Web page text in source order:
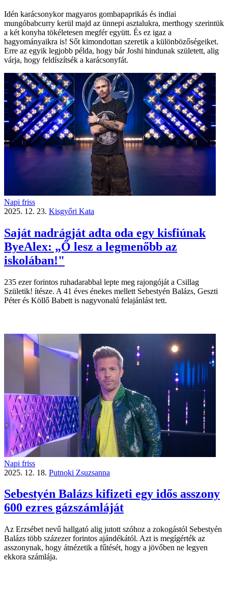
Idén karácsonykor magyaros gombapaprikás és indiai
mungóbabcurry kerül majd az ünnepi asztalukra, merthogy szerintük
a két konyha tökéletesen megfér együtt. És ez igaz a
hagyományaikra is! Sőt kimondottan szeretik a különbözőségeiket.
Erre az egyik legjobb példa, hogy bár Joshi hindunak született, alig
várja, hogy feldíszítsék a karácsonyfát.
Napi friss
2025. 12. 23. Kisgyőri Kata
Saját nadrágját adta oda egy kisfiúnak
ByeAlex: „Ő lesz a legmenőbb az
iskolában!"
235 ezer forintos ruhadarabbal lepte meg rajongóját a Csillag
Születik! ítésze. A 41 éves énekes mellett Sebestyén Balázs, Geszti
Péter és Köllő Babett is nagyvonalú felajánlást tett.
Napi friss
2025. 12. 18. Putnoki Zsuzsanna
Sebestyén Balázs kifizeti egy idős asszony
600 ezres gázszámláját
Az Erzsébet nevű hallgató alig jutott szóhoz a zokogástól Sebestyén
Balázs több százezer forintos ajándékától. Azt is megígérték az
asszonynak, hogy átnézetik a fűtését, hogy a jövőben ne legyen
ekkora számlája.